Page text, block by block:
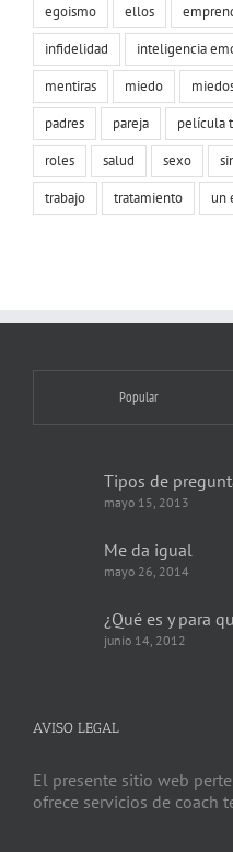
egoismo
ellos
infidelidad
inteligencia
mentiras
miedo
padres
pareja película
roles
salud sexo
trabajo
tratamiento un
Popular
Tipos de
mayo 15, 2013
Me da igual
mayo 26, 2014
¿Qué es y para
junio 14, 2012
AVISO LEGAL
El presente sitio web
ofrece servicios de coach